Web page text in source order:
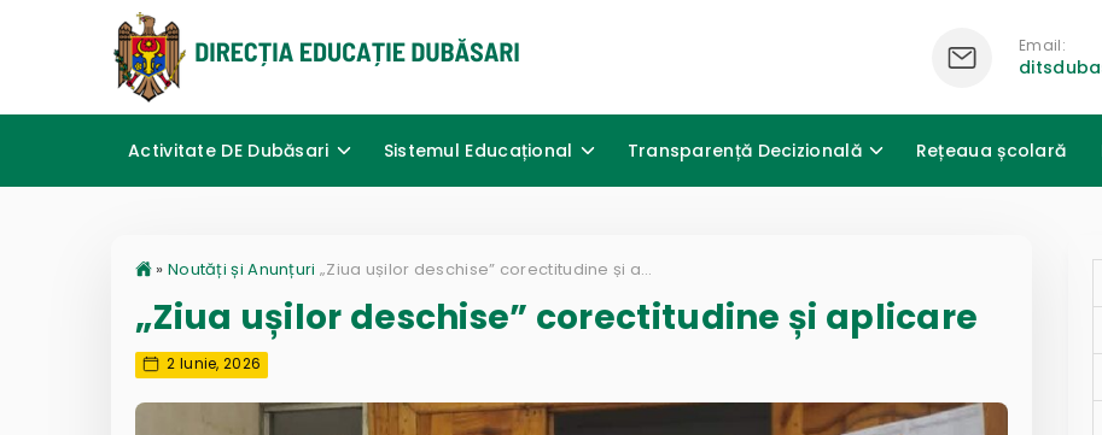
Email:
Activitate DE Dubăsari Sistemul Educațional Transparență Decizională Rețeaua școlară
» Noutăți și Anunțuri „Ziua ușilor deschise” corectitudine și aplicare
„Ziua ușilor deschise” corectitudine și aplicare
2 Iunie, 2026